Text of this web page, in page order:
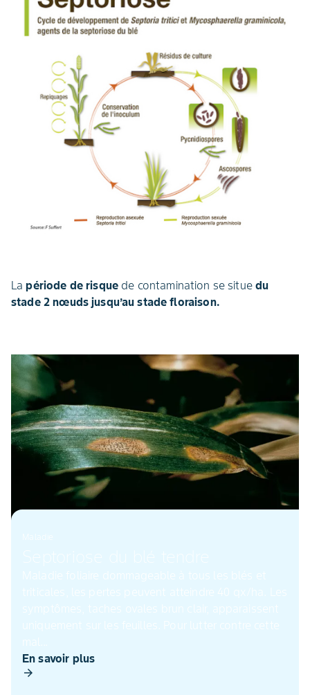
Lapériode de risque de contamination se situedu
stade 2 nœuds jusqu’au stade floraison.
Maladie
Septoriose du blé tendre
Maladie foliaire dommageable à tous les blés et
triticales, les pertes peuvent atteindre 40 qx/ha. Les
symptômes, taches ovales brun clair, apparaissent
uniquement sur les feuilles. Pour lutter contre cette
mal...
En savoir plus
arrow_forward